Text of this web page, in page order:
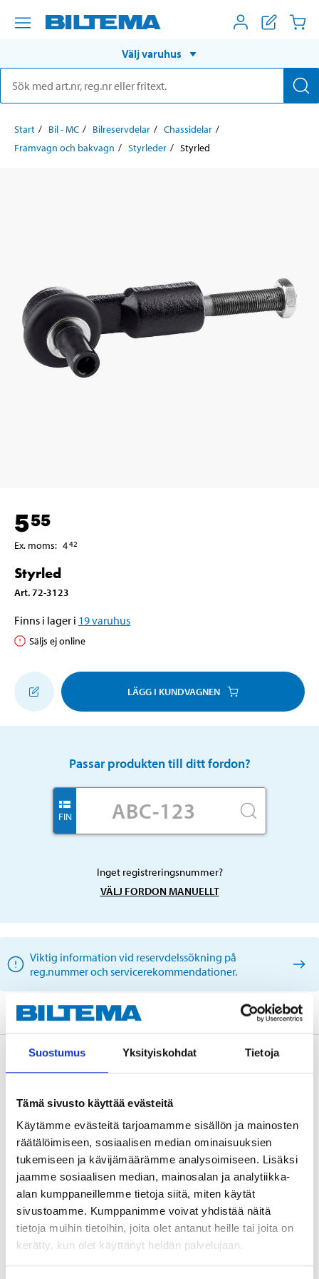
Suostumus Yksityiskohdat Tietoja
Tämä sivusto käyttää evästeitä
Käytämme evästeitä tarjoamamme sisällön ja mainosten
räätälöimiseen, sosiaalisen median ominaisuuksien
tukemiseen ja kävijämäärämme analysoimiseen. Lisäksi
jaamme sosiaalisen median, mainosalan ja analytiikka-
alan kumppaneillemme tietoja siitä, miten käytät
sivustoamme. Kumppanimme voivat yhdistää näitä
tietoja muihin tietoihin, joita olet antanut heille tai joita on
kerätty, kun olet käyttänyt heidän palvelujaan.
Välj varuhus
Start Bil - MC Bilreservdelar
Chassidelar
Framvagn och bakvagn
Styrleder Styrled
555
Ex. moms: 442
Styrled
Art.72-3123
Finns i lager i 19varuhus
Säljs ej online
LÄGG I KUNDVAGNEN
Passar produkten till ditt fordon?
FIN
Inget registreringsnummer?
VÄLJ FORDON MANUELLT
Viktig information vid reservdelssökning på
reg.nummer och servicerekommendationer.
Beskrivning
Teknisk specifikation
Position
Framaxel
Position
Tvåsidig
Gängtyp
Höger
Yttergänga